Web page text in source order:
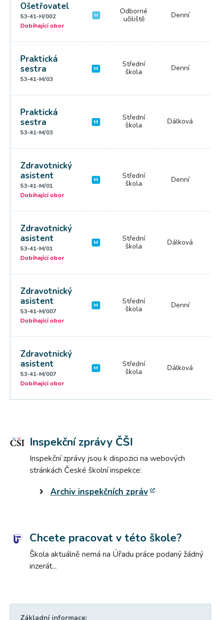
Ošetřovatel
53-41-H/002
Dobíhající obor
H
Odborné
učiliště
Denní
Praktická
sestra
53-41-M/03
M
Střední
škola
Denní
Praktická
sestra
53-41-M/03
M
Střední
škola
Dálková
Zdravotnický
asistent
53-41-M/01
Dobíhající obor
M
Střední
škola
Denní
Zdravotnický
asistent
53-41-M/01
Dobíhající obor
M
Střední
škola
Dálková
Zdravotnický
asistent
53-41-M/007
Dobíhající obor
M
Střední
škola
Denní
Zdravotnický
asistent
53-41-M/007
Dobíhající obor
M
Střední
škola
Dálková
Inspekční zprávy ČŠI
Inspekční zprávy jsou k dispozici na webových
stránkách České školní inspekce:
Archiv inspekčních zpráv
Chcete pracovat v této škole?
Škola aktuálně nemá na Úřadu práce podaný žádný
inzerát...
Základní informace: